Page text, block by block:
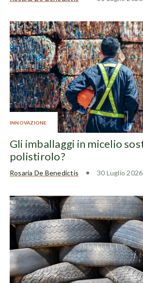
INNOVAZIONE
Gli imballaggi in micelio
polistirolo?
Rosaria De Benedictis 30 Luglio 2026